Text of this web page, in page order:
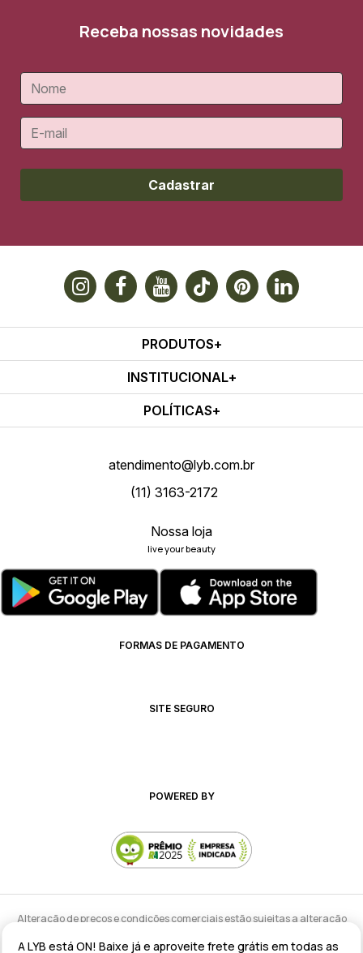
Receba nossas novidades
Cadastrar
PRODUTOS
INSTITUCIONAL
POLÍTICAS
atendimento@lyb.com.br
(11) 3163-2172
Nossa loja
live your beauty
FORMAS DE PAGAMENTO
SITE SEGURO
POWERED BY
Alteração de preços e condições comerciais estão sujeitas a alteração
A LYB está ON! Baixe já e aproveite frete grátis em todas as